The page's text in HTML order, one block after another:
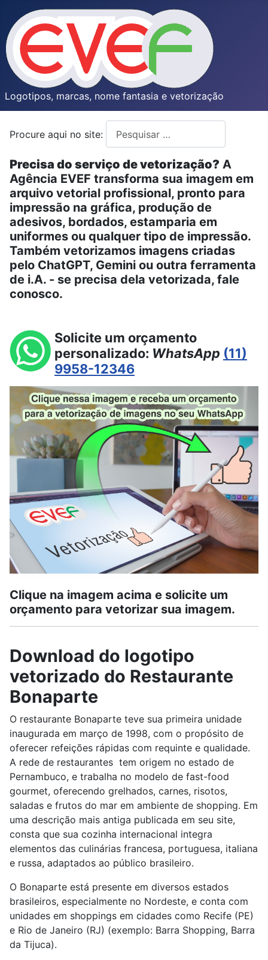
Logotipos, marcas, nome fantasia e vetorização
Procure aqui no site:
Precisa do serviço de vetorização? A
Agência EVEF transforma sua imagem em
arquivo vetorial profissional, pronto para
impressão na gráfica, produção de
adesivos, bordados, estamparia em
uniformes ou qualquer tipo de impressão.
Também vetorizamos imagens criadas
pelo ChatGPT, Gemini ou outra ferramenta
de i.A. - se precisa dela vetorizada, fale
conosco.
Solicite um orçamento
personalizado: WhatsApp (11)
9958-12346
Clique na imagem acima e solicite um
orçamento para vetorizar sua imagem.
Download do logotipo
vetorizado do Restaurante
Bonaparte
O restaurante Bonaparte teve sua primeira unidade
inaugurada em março de 1998, com o propósito de
oferecer refeições rápidas com requinte e qualidade.
A rede de restaurantes tem origem no estado de
Pernambuco, e trabalha no modelo de fast-food
gourmet, oferecendo grelhados, carnes, risotos,
saladas e frutos do mar em ambiente de shopping. Em
uma descrição mais antiga publicada em seu site,
consta que sua cozinha internacional integra
elementos das culinárias francesa, portuguesa, italiana
e russa, adaptados ao público brasileiro.
O Bonaparte está presente em diversos estados
brasileiros, especialmente no Nordeste, e conta com
unidades em shoppings em cidades como Recife (PE)
e Rio de Janeiro (RJ) (exemplo: Barra Shopping, Barra
da Tijuca).